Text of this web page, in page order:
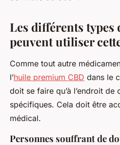
Les différents
peuvent utiliser
Comme tout autre
l’huile premium CBD dans le
doit se faire qu’à l’endroit de
spécifiques. Cela doit être
médical.
Personnes souffrant de